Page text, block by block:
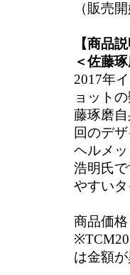
（販売
【商品説
＜佐藤
2017年
ョット
藤琢磨
回のデ
ヘルメ
浩明氏
やすいタ
商品価格
は金額